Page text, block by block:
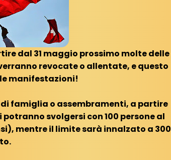
dal 31 maggio prossimo molte delle
revocate o allentate, e questo
manifestazioni!
famiglia o assembramenti, a partire
svolgersi con 100 persone al
mentre il limite sarà innalzato a 300